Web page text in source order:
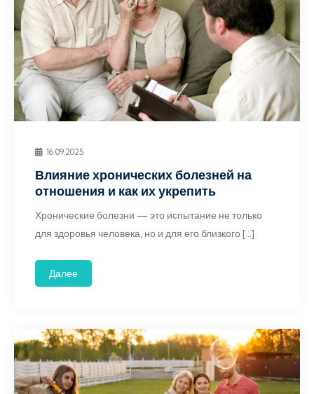
16.09.2025
Влияние хронических болезней на
отношения и как их укрепить
Хронические болезни — это испытание не только
для здоровья человека, но и для его близкого […]
Далее